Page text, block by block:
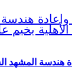
هندسة المشهد